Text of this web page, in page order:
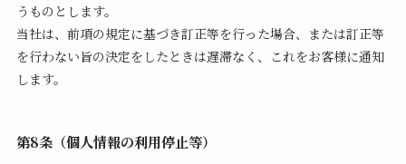
うものとします。
当社は、前項の規定に基づき訂正等を行った場合、または訂正等
を行わない旨の決定をしたときは遅滞なく、これをお客様に通知
します。
第8条（個人情報の利用停止等）